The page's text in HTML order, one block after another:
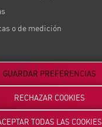
o de medición
GUARDAR PREFERENCIAS
RECHAZAR COOKIES
TODAS LAS COOKIES